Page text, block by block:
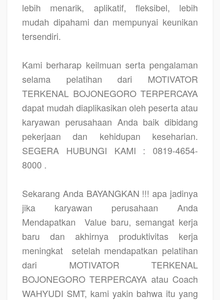
lebih menarik, aplikatif, fleksibel, lebih
mudah dipahami dan mempunyai keunikan
tersendiri.
Kami berharap keilmuan serta pengalaman
selama pelatihan dari MOTIVATOR
TERKENAL BOJONEGORO TERPERCAYA
dapat mudah diaplikasikan oleh peserta atau
karyawan perusahaan Anda baik dibidang
pekerjaan dan kehidupan keseharian.
SEGERA HUBUNGI KAMI : 0819-4654-
8000 .
Sekarang Anda BAYANGKAN !!! apa jadinya
jika karyawan perusahaan Anda
Mendapatkan
Value baru, semangat kerja
baru dan akhirnya produktivitas kerja
meningkat
setelah mendapatkan pelatihan
dari MOTIVATOR TERKENAL
BOJONEGORO TERPERCAYA atau Coach
WAHYUDI SMT, kami yakin bahwa itu yang